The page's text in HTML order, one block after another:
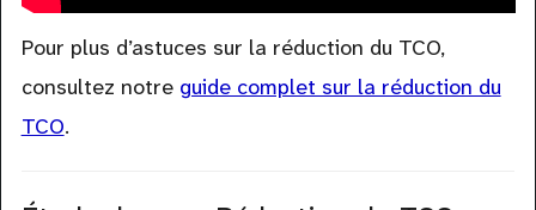
Pour plus d’astuces sur la réduction du TCO,
consultez notre guide complet sur la réduction du
TCO.